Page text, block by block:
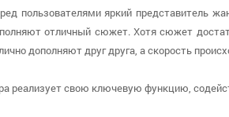
пользователями яркий представитель
отличный сюжет. Хотя сюжет
дополняют друг друга, а скорость
реализует свою ключевую функцию,